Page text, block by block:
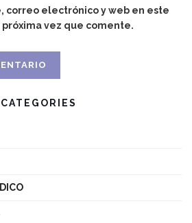
correo electrónico y web en este
vez que comente.
CATEGORIES